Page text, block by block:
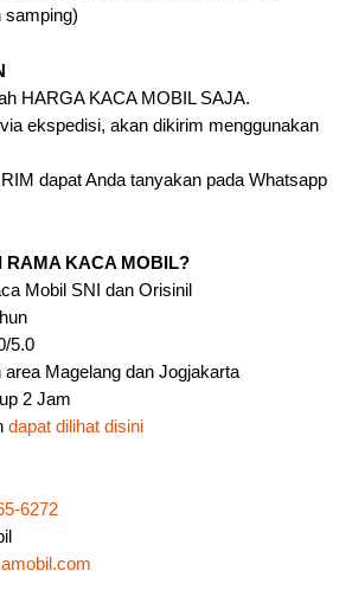
samping)
HARGA KACA MOBIL SAJA.
ekspedisi, akan dikirim menggunakan
dapat Anda tanyakan pada Whatsapp
RAMA KACA MOBIL?
Mobil SNI dan Orisinil
5.0
Magelang dan Jogjakarta
2 Jam
dapat dilihat disini
6272